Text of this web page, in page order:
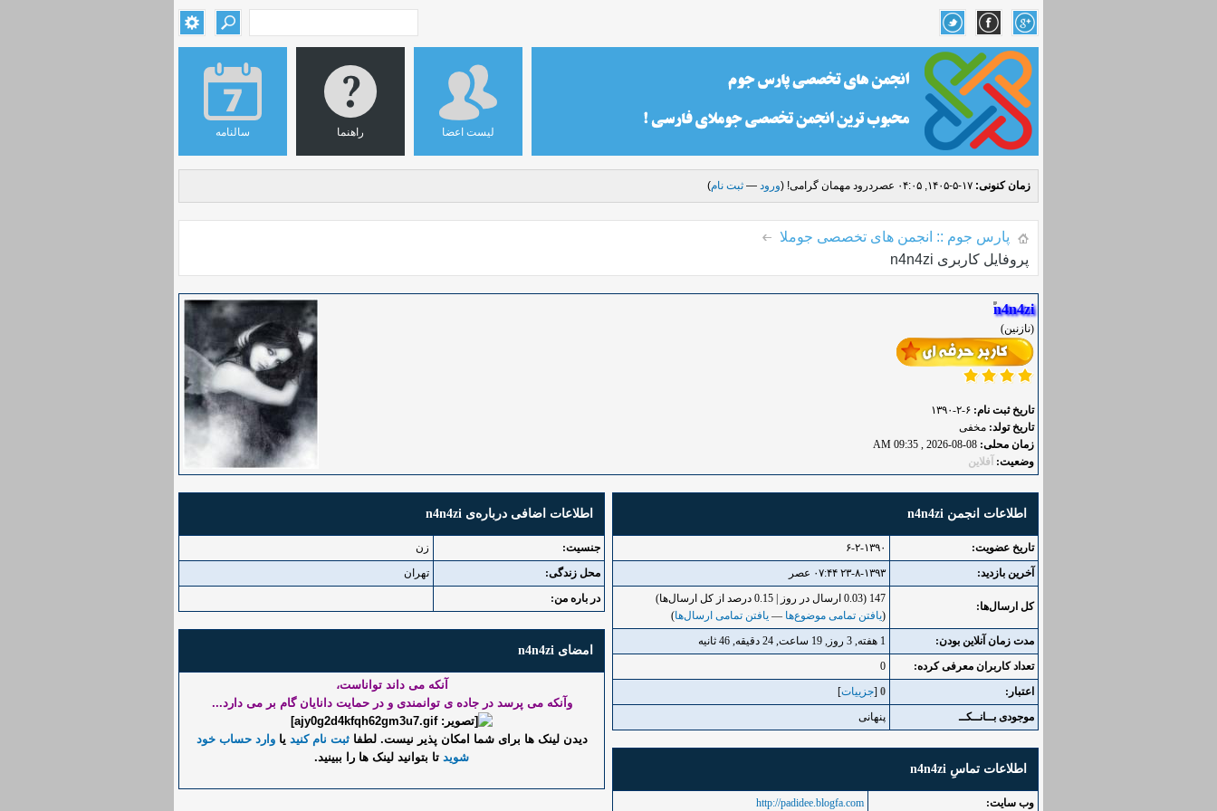
سالنامه راهنما لیست اعضا
زمان کنونی: ۱۷-۵-۱۴۰۵, ۰۴:۰۵ عصر درود مهمان گرامی! (ورود — ثبت نام)
پارس جوم :: انجمن های تخصصی جوملا
پروفایل کاربری n4n4zi
n4n4zi
(نازنین)
تاریخ ثبت نام: ۶-۲-۱۳۹۰
تاریخ تولد: مخفی
زمان محلی: 08-08-2026 , 09:35 AM
وضعیت: آفلاین
اطلاعات انجمن n4n4zi
تاریخ عضویت:
۶-۲-۱۳۹۰
آخرین بازدید:
۲۳-۸-۱۳۹۳ ۰۷:۴۴ عصر
کل ارسال‌ها:
147 (0.03 ارسال در روز | 0.15 درصد از کل ارسال‌ها)
(یافتن تمامی موضوع‌ها — یافتن تمامی ارسال‌ها)
مدت زمان آنلاین بودن:
1 هفته, 3 روز, 19 ساعت, 24 دقیقه, 46 ثانیه
تعداد کاربران معرفی کرده:
0
اعتبار:
0
[جزییات]
موجودی بــانــکــ
پنهانی
اطلاعات تماسِ n4n4zi
وب‌ سایت: http://padidee.blogfa.com
اطلاعات اضافی درباره‌ی n4n4zi
جنسیت:
زن
محل زندگی:
تهران
در باره من:
امضای n4n4zi
آنکه می داند تواناست،
وآنکه می پرسد در جاده ی توانمندی و در حمایت دانایان گام بر می دارد...
دیدن لینک ها برای شما امکان پذیر نیست. لطفاثبت نام کنید یاوارد حساب خود
شوید تا بتوانید لینک ها را ببینید.